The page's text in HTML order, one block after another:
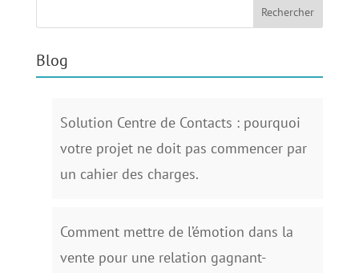
Blog
Solution Centre de Contacts : pourquoi
votre projet ne doit pas commencer par
un cahier des charges.
Comment mettre de l’émotion dans la
vente pour une relation gagnant-